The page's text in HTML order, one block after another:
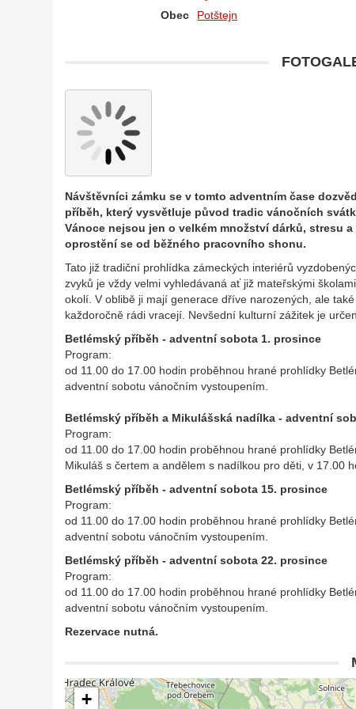
Obec
Potštejn
Návštěvníci zámku se v tomto adventním čase
příběh, který vysvětluje původ tradic vánočních
Vánoce nejsou jen o velkém množství dárků, stresu
oprostění se od běžného pracovního shonu.
Tato již tradiční prohlídka zámeckých interiérů
zvyků je vždy velmi vyhledávaná ať již mateřskými
okolí. V oblibě ji mají generace dříve narozených, ale
každoročně rádi vracejí. Nevšední kulturní zážitek je
Betlémský příběh - adventní sobota 1. prosince
Program:
od 11.00 do 17.00 hodin proběhnou hrané prohlídky
adventní sobotu vánočním vystoupením.
Betlémský příběh a Mikulášská nadílka - adventní
Program:
od 11.00 do 17.00 hodin proběhnou hrané prohlídky
Mikuláš s čertem a andělem s nadílkou pro děti, v 17.00
Betlémský příběh - adventní sobota 15. prosince
Program:
od 11.00 do 17.00 hodin proběhnou hrané prohlídky
adventní sobotu vánočním vystoupením.
Betlémský příběh - adventní sobota 22. prosince
Program:
od 11.00 do 17.00 hodin proběhnou hrané prohlídky
adventní sobotu vánočním vystoupením.
Rezervace nutná.
+